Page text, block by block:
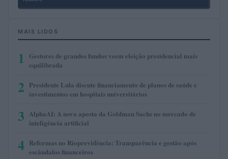
MAIS LIDOS
1
Gestores de grandes fundos veem eleição presidencial mais
equilibrada
2 Presidente Lula discute financiamento de planos de saúde e
investimentos em hospitais universitários
3 AlphaAI: A nova aposta da Goldman Sachs no mercado de
inteligência artificial
4 Reformas no Rioprevidência: Transparência e gestão após
escândalos financeiros